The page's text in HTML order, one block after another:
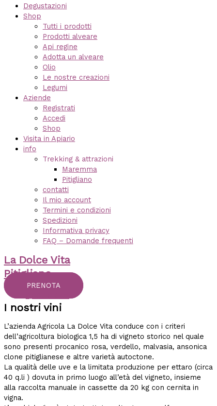
Degustazioni
Shop
Tutti i prodotti
Prodotti alveare
Api regine
Adotta un alveare
Olio
Le nostre creazioni
Legumi
Aziende
Registrati
Accedi
Shop
Visita in Apiario
info
Trekking & attrazioni
Maremma
Pitigliano
contatti
Il mio account
Termini e condizioni
Spedizioni
Informativa privacy
FAQ – Domande frequenti
La Dolce Vita
Pitigliano
PRENOTA
I nostri vini
L’azienda Agricola La Dolce Vita conduce con i criteri
dell’agricoltura biologica 1,5 ha di vigneto storico nel quale
sono presenti procanico rosa, verdello, malvasia, ansonica
clone pitiglianese e altre varietà autoctone.
La qualità delle uve e la limitata produzione per ettaro (circa
40 q.li ) dovuta in primo luogo all’età del vigneto, insieme
alla raccolta manuale in cassette da 20 kg con cernita in
vigna.